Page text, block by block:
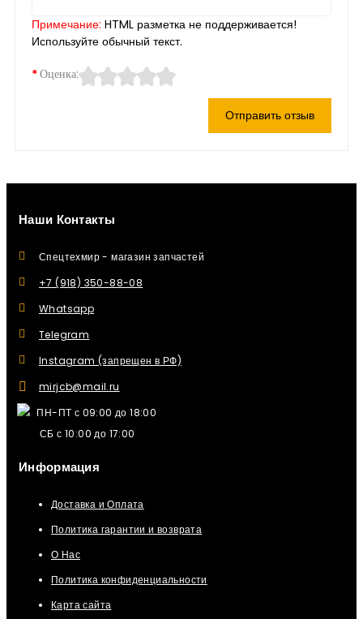
Примечание: HTML разметка не поддерживается!
Используйте обычный текст.
Оценка:
Отправить отзыв
Наши Контакты
Спецтехмир - магазин запчастей
+7 (918) 350-88-08
Whatsapp
Telegram
Instagram (запрещен в РФ)
mirjcb@mail.ru
ПН-ПТ с 09:00 до 18:00
СБ с 10:00 до 17:00
Информация
Доставка и Оплата
Политика гарантии и возврата
О Нас
Политика конфиденциальности
Карта сайта